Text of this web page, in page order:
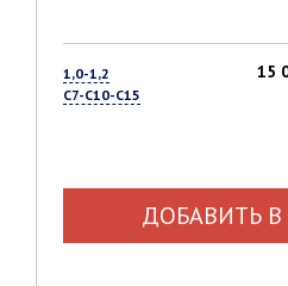
1,0-1,2
С7-С10-С15
15
ДОБАВИТЬ